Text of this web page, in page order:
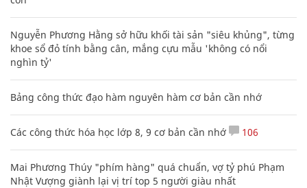
Nguyễn Phương Hằng sở hữu khối tài sản "siêu khủng", từng
khoe sổ đỏ tính bằng cân, mắng cựu mẫu 'không có nổi
nghìn tỷ'
Bảng công thức đạo hàm nguyên hàm cơ bản cần nhớ
Các công thức hóa học lớp 8, 9 cơ bản cần nhớ 106
Mai Phương Thúy "phím hàng" quá chuẩn, vợ tỷ phú Phạm
Nhật Vượng giành lại vị trí top 5 người giàu nhất